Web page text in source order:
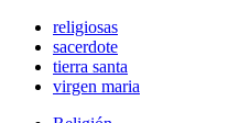
religiosas
sacerdote
tierra santa
virgen maria